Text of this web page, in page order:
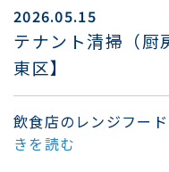
2026.05.15
テナント清掃（厨
東区】
飲食店のレンジフー
きを読む